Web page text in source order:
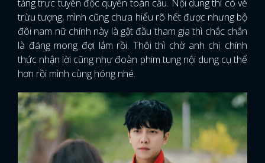
tảng trực tuyến độc quyền toàn cầu. Nội dung thì có vẻ
trừu tượng, mình cũng chưa hiểu rõ hết được nhưng bộ
đôi nam nữ chính này là gật đầu tham gia thì chắc chắn
là đáng mong đợi lắm rồi. Thôi thì chờ anh chị chính
thức nhận lời cũng như đoàn phim tung nội dung cụ thể
hơn rồi mình cùng hóng nhé.